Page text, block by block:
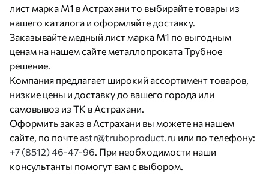
лист марка М1 в Астрахани то выбирайте товары из
нашего каталога и оформляйте доставку.
Заказывайте медный лист марка М1 по выгодным
ценам на нашем сайте металлопроката Трубное
решение.
Компания предлагает широкий ассортимент товаров,
низкие цены и доставку до вашего города или
самовывоз из ТК в Астрахани.
Оформить заказ в Астрахани вы можете на нашем
сайте, по почте astr@truboproduct.ru или по телефону:
+7 (8512) 46-47-96. При необходимости наши
консультанты помогут вам с выбором.